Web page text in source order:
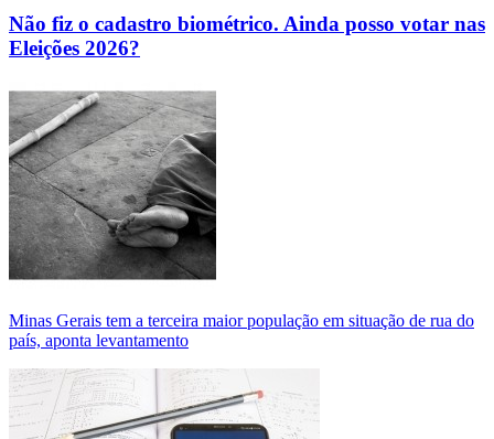
Não fiz o cadastro biométrico. Ainda posso votar nas
Eleições 2026?
Minas Gerais tem a terceira maior população em situação de rua do
país, aponta levantamento